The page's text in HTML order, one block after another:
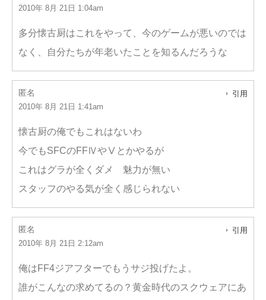
2010年 8月 21日 1:04am
多分懐古厨はこれをやって、今のゲームが悪いのでは
なく、自分たちが年老いたことを知るんだろうな
匿名
2010年 8月 21日 1:41am
引用
懐古厨の俺でもこれはないわ
今でもSFCのFFⅣやⅤとかやるが
これはグラが全くダメ 魅力が無い
スタッフのやる気が全く感じられない
匿名
2010年 8月 21日 2:12am
引用
俺はFF4ジアフターでもうサジ投げたよ。
誰がこんなの求めてるの？黄金時代のスクウェアにあ